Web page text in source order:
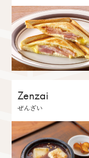
Zenzai
ぜんざい